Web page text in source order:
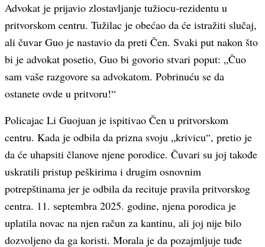
Advokat je prijavio zlostavljanje tužiocu-rezidentu u
pritvorskom centru. Tužilac je obećao da će istražiti slučaj,
ali čuvar Guo je nastavio da preti Čen. Svaki put nakon što
bi je advokat posetio, Guo bi govorio stvari poput: „Čuo
sam vaše razgovore sa advokatom. Pobrinuću se da
ostanete ovde u pritvoru!“
Policajac Li Guojuan je ispitivao Čen u pritvorskom
centru. Kada je odbila da prizna svoju „krivicu“, pretio je
da će uhapsiti članove njene porodice. Čuvari su joj takođe
uskratili pristup peškirima i drugim osnovnim
potrepštinama jer je odbila da recituje pravila pritvorskog
centra. 11. septembra 2025. godine, njena porodica je
uplatila novac na njen račun za kantinu, ali joj nije bilo
dozvoljeno da ga koristi. Morala je da pozajmljuje tuđe